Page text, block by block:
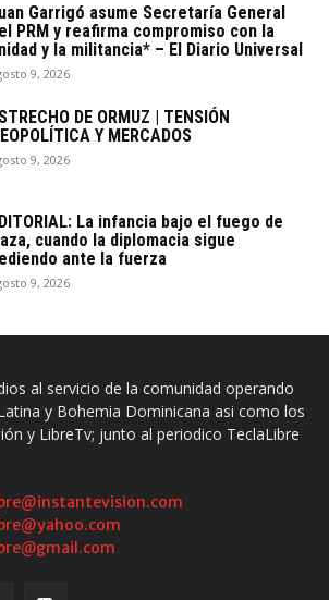
Garrigó asume Secretaría General
PRM y reafirma compromiso con la
y la militancia* – El Diario Universal
9, 2026
DE ORMUZ | TENSIÓN
Y MERCADOS
9, 2026
La infancia bajo el fuego de
cuando la diplomacia sigue
ante la fuerza
9, 2026
al servicio de la comunidad operando
y Bohemia Dominicana asi como los
y LibreTv; junto al periodico TeclaLibre